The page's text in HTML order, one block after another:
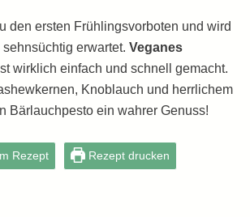
den ersten Frühlingsvorboten und wird
erwartet. Veganes
wirklich einfach und schnell gemacht.
Knoblauch und herrlichem
Bärlauchpesto ein wahrer Genuss!
Rezept Rezept drucken